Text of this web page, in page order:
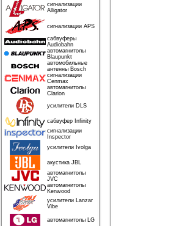
сигнализации
Alligator
сигнализации APS
сабвуферы
Audiobahn
автомагнитолы
Blaupunkt
автомобильные
антенны Bosch
сигнализации
Cenmax
автомагнитолы
Clarion
усилители DLS
сабвуфер Infinity
сигнализации
Inspector
усилители Ivolga
акустика JBL
автомагнитолы
JVC
автомагнитолы
Kenwood
усилители Lanzar
Vibe
автомагнитолы LG